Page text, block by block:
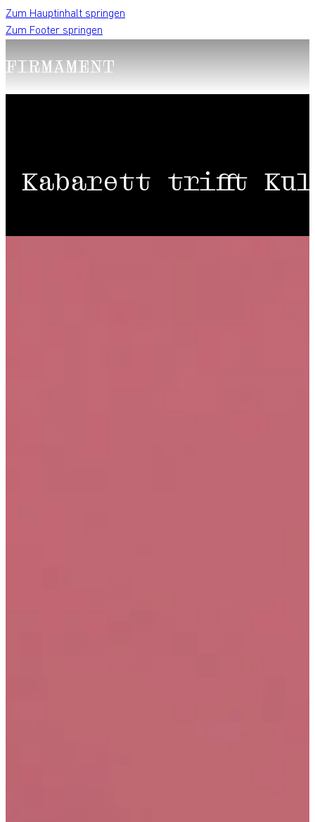
Zum Hauptinhalt springen
Zum Footer springen
Kabarett trifft